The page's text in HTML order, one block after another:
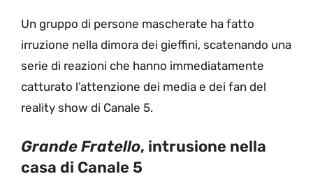
Un gruppo di persone mascherate ha fatto
irruzione nella dimora dei gieffini, scatenando una
serie di reazioni che hanno immediatamente
catturato l’attenzione dei media e dei fan del
reality show di Canale 5.
Grande Fratello, intrusione nella
casa di Canale 5